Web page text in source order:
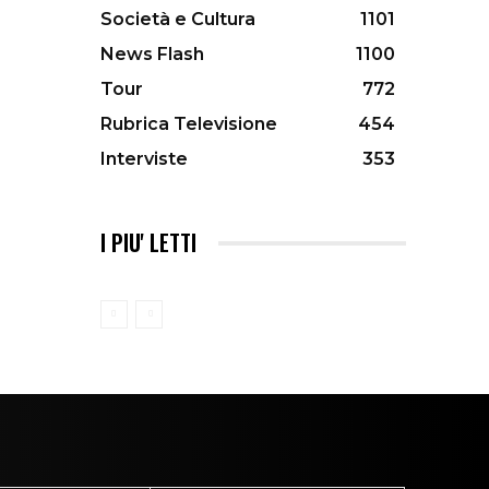
Società e Cultura
1101
News Flash
1100
Tour
772
Rubrica Televisione
454
Interviste
353
I PIU' LETTI